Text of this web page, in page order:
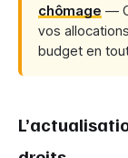
chômage —
vos
budget en